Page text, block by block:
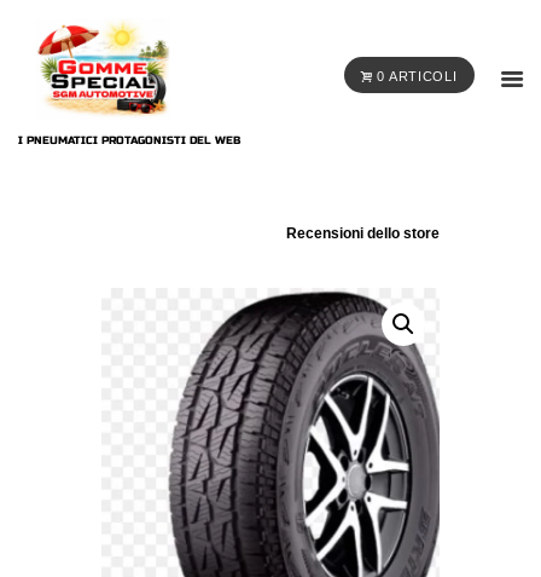
0 ARTICOLI
I PNEUMATICI PROTAGONISTI DEL WEB
Recensioni dello store